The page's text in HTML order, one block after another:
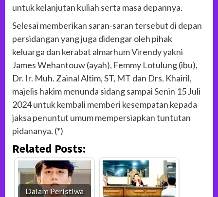
untuk kelanjutan kuliah serta masa depannya.
Selesai memberikan saran-saran tersebut di depan
persidangan yang juga didengar oleh pihak
keluarga dan kerabat almarhum Virendy yakni
James Wehantouw (ayah), Femmy Lotulung (ibu),
Dr. Ir. Muh. Zainal Altim, ST, MT dan Drs. Khairil,
majelis hakim menunda sidang sampai Senin 15 Juli
2024 untuk kembali memberi kesempatan kepada
jaksa penuntut umum mempersiapkan tuntutan
pidananya. (*)
Related Posts:
Dalam Peristiwa